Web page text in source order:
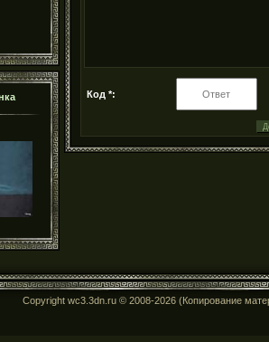
Код *:
Copyright wc3.3dn.ru © 2008-2026 (Копирование